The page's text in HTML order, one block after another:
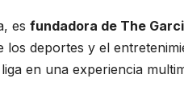
esfundadora de The
los deportes y el
en una experiencia